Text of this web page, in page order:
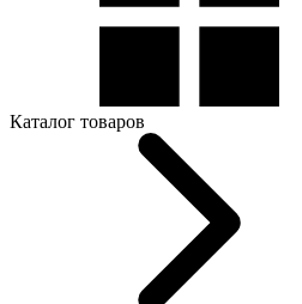
Каталог товаров